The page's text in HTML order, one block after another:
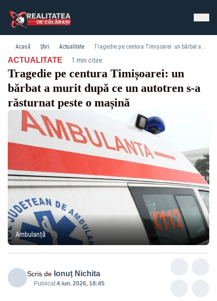
Acasă Știri Actualitate Tragedie pe centura Timișoarei: un bărbat a murit după ce un autotren s-a răsturnat peste o mașină
ACTUALITATE· 1 min citire
Tragedie pe centura Timișoarei: un
bărbat a murit după ce un autotren s-a
răsturnat peste o mașină
Ambulanță
Scris de Ionuț Nichita
Publicat:4 iun. 2026, 18:45